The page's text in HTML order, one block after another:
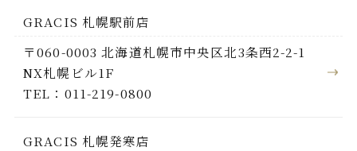
GRACIS 札幌駅前店
〒060-0003 北海道札幌市中央区北3条西2-2-1
NX札幌ビル1F
TEL：011-219-0800
GRACIS 札幌発寒店